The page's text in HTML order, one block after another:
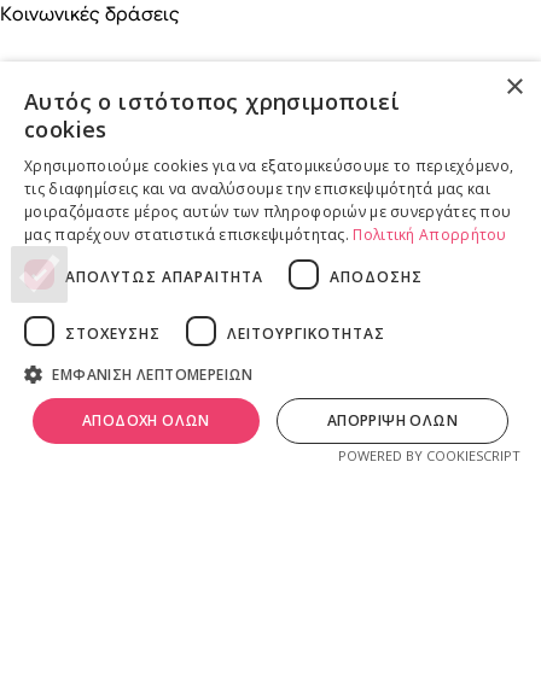
Κοινωνικές δράσεις
ONLINE ΑΓΟΡΕΣ
Επιστροφές προϊόντων
Παραδόσεις προϊόντων
ΝΟΜΙΚΕΣ ΠΛΗΡΟΦΟΡΙΕΣ
Πολιτική απορρήτου
Όροι & Προϋποθέσεις
Πνευματικά Δικαιώματαλivadeiashop.
Ιδιοκτησία, δημιουργία, branding, τεχνική & εμπορική διαχείριση
Online Lab - Κυριάκος Παπαδόπουλος.
0
Καλάθι
×
Αυτός ο ιστότοπος χρησιμοποιεί
cookies
Χρησιμοποιούμε cookies για να εξατομικεύσουμε το περιεχόμενο,
τις διαφημίσεις και να αναλύσουμε την επισκεψιμότητά μας και
μοιραζόμαστε μέρος αυτών των πληροφοριών με συνεργάτες που
μας παρέχουν στατιστικά επισκεψιμότητας. Πολιτική Απορρήτου
ΑΠΟΛΥΤΩΣ ΑΠΑΡΑΙΤΗΤΑ ΑΠΟΔΟΣΗΣ
ΣΤΟΧΕΥΣΗΣ
ΛΕΙΤΟΥΡΓΙΚΟΤΗΤΑΣ
ΕΜΦΑΝΙΣΗ ΛΕΠΤΟΜΕΡΕΙΩΝ
ΑΠΟΔΟΧΗ ΟΛΩΝ ΑΠΟΡΡΙΨΗ ΟΛΩΝ
POWERED BY COOKIESCRIPT